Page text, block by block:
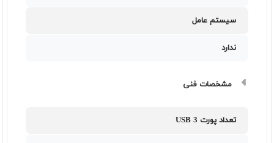
سیستم عامل
ندارد
مشخصات فنی
تعداد پورت USB 3